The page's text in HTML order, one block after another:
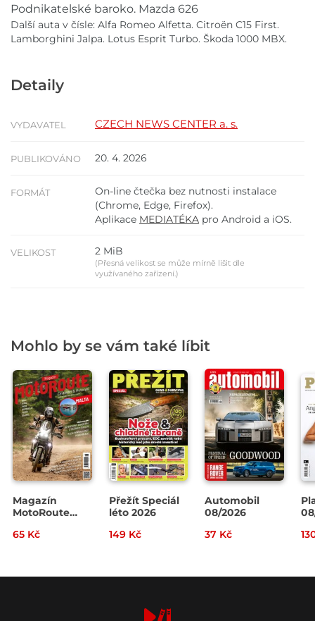
Podnikatelské baroko. Mazda 626
Další auta v čísle: Alfa Romeo Alfetta. Citroën C15 First.
Lamborghini Jalpa. Lotus Esprit Turbo. Škoda 1000 MBX.
Detaily
VYDAVATEL CZECH NEWS CENTER a. s.
PUBLIKOVÁNO 20. 4. 2026
FORMÁT
On-line čtečka bez nutnosti instalace
(Chrome, Edge, Firefox).
Aplikace MEDIATÉKA pro Android a iOS.
VELIKOST 2 MiB
(Přesná velikost se může mírně lišit dle
využívaného zařízení.)
Mohlo by se vám také líbit
Magazín
MotoRoute
65 Kč
Přežít Speciál
léto 2026
149 Kč
Automobil
08/2026
37 Kč